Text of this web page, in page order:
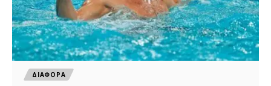
ΔΙΑΦΟΡΑ